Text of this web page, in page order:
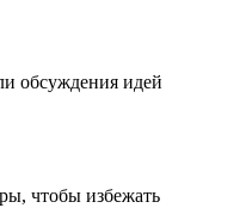
обсуждения идей
чтобы избежать